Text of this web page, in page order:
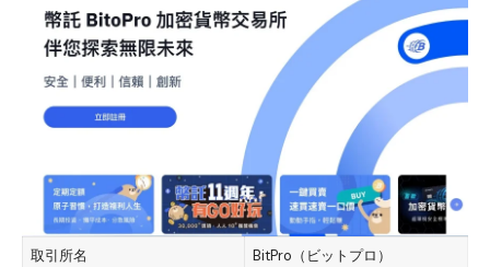
取引所名 BitPro（ビットプロ）